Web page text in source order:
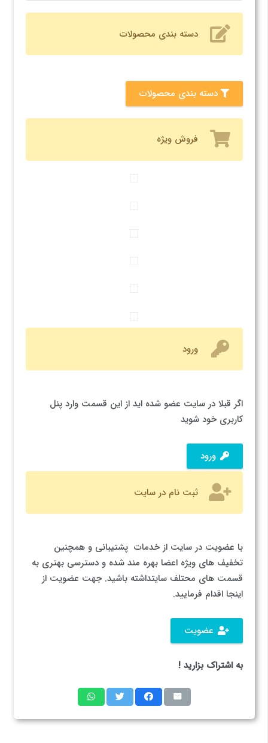
دسته بندی محصولات
دسته بندی محصولات
فروش ویژه
ورود
اگر قبلا در سایت عضو شده اید از این قسمت وارد پنل
کاربری خود شوید
ورود
ثبت نام در سایت
با عضویت در سایت از خدمات پشتیبانی و همچنین
تخفیف های ویژه اعضا بهره مند شده و دسترسی بهتری به
قسمت های محتلف سایتداشته باشید. جهت عضویت از
اینجا اقدام فرمایید.
عضویت
به اشتراک بزارید !